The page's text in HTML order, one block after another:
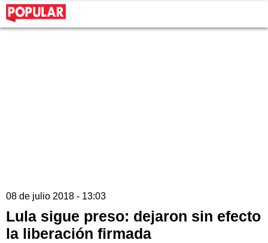
08 de julio 2018 - 13:03
Lula sigue preso: dejaron sin efecto
la liberación firmada